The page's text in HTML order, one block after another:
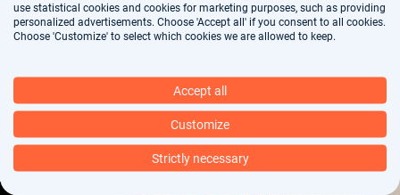
Dit moet je weten over: infectieziekten
Lees meer
use statistical cookies and cookies for marketing purposes, such as providing
personalized advertisements. Choose 'Accept all' if you consent to all cookies.
Choose 'Customize' to select which cookies we are allowed to keep.
Accept all
Customize
Strictly necessary